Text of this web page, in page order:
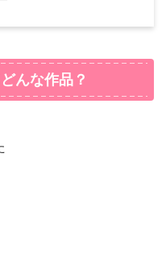
んな作品？